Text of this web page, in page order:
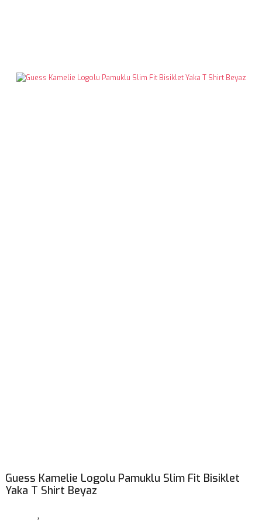
Guess Kamelie Logolu Pamuklu Slim Fit Bisiklet
Yaka T Shirt Beyaz